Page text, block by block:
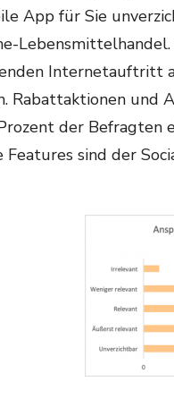
App für Sie
Internetauftritt
Rabattaktionen und
der Befragten
Features sind der